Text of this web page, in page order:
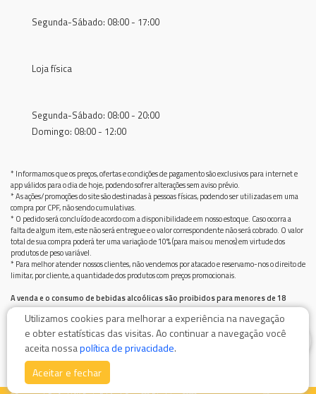
Segunda-Sábado: 08:00 - 17:00
Loja física
Segunda-Sábado: 08:00 - 20:00
Domingo: 08:00 - 12:00
* Informamos que os preços, ofertas e condições de pagamento são exclusivos para internet e
app válidos para o dia de hoje, podendo sofrer alterações sem aviso prévio.
* As ações/promoções do site são destinadas à pessoas físicas, podendo ser utilizadas em uma
compra por CPF, não sendo cumulativas.
* O pedido será concluído de acordo com a disponibilidade em nosso estoque. Caso ocorra a
falta de algum item, este não será entregue e o valor correspondente não será cobrado. O valor
total de sua compra poderá ter uma variação de 10% (para mais ou menos) em virtude dos
produtos de peso variável.
* Para melhor atender nossos clientes, não vendemos por atacado e reservamo-nos o direito de
limitar, por cliente, a quantidade dos produtos com preços promocionais.
A venda e o consumo de bebidas alcoólicas são proibidos para menores de 18
anos.
Bebida alcoólica pode causar dependência química e, em excesso, provoca graves males à saúde.
Beba com moderação
Utilizamos cookies para melhorar a experiência na navegação
e obter estatísticas das visitas. Ao continuar a navegação você
aceita nossapolítica de privacidade.
Aceitar e fechar